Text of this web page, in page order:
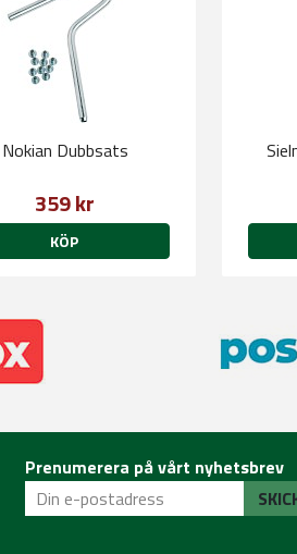
Nokian Dubbsats
359 kr
KÖP
Prenumerera på vårt nyhetsbrev